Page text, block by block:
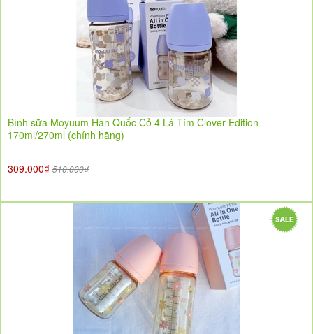
Bình sữa Moyuum Hàn Quốc Cỏ 4 Lá Tím Clover Edition
170ml/270ml (chính hãng)
309.000₫ 510.000₫